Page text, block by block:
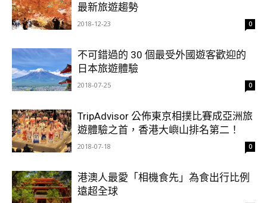
最新旅遊趨勢
2018-12-23 0
不可錯過的 30 個最受外國遊客歡迎的
日本旅遊體驗
2018-07-25 0
TripAdvisor 公佈東京相撲比賽成亞洲旅
遊體驗之首，香港大嶼山排名第二！
2018-07-18 0
港澳人最愛「相機食先」為食出行比例
遠超全球